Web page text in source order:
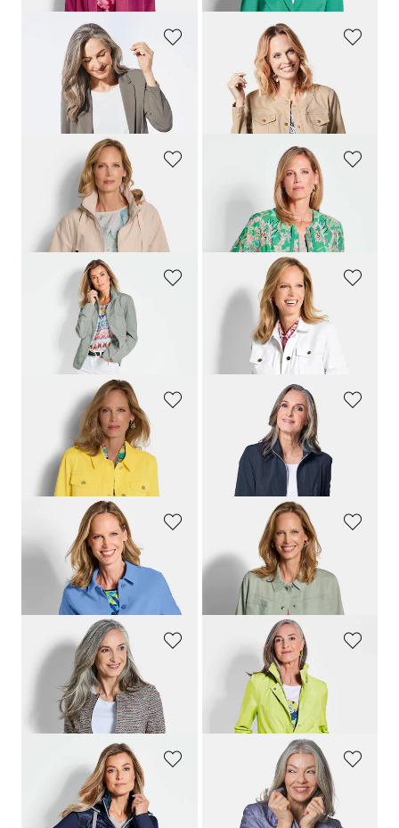
GOLDNER
179,00 CHF279,00 CHF
+ 4
GOLDNER
Veste
169,00 CHF259,00 CHF
Coupe-vent avec capuche amovible
179,00 CHF 299,00 CHF
Blouson avec imprimé floral intégral
179,00 CHF279,00 CHF
Veste mi-saison mode
179,00 CHF259,00 CHF
169,00 CHF239,00 CHF
Veste en jean cintrée
159,00 CHF
279,00 CHF
Veste mi-saison mode
179,00 CHF 259,00 CHF
+ 1
GOLDNER
Veste légère, style blouson
139,00 CHF239,00 CHF
GOLDNER
139,00 CHF219,00 CHF
GOLDNER
Blazer en jersey, aspect bouclette
139,00 CHF219,00 CHF
GOLDNER
159,00 CHF349,00 CHF
Veste. Pure laine
179,00 CHF309,00 CHF
Veste légère avec reflets délicats
179,00 CHF279,00 CHF